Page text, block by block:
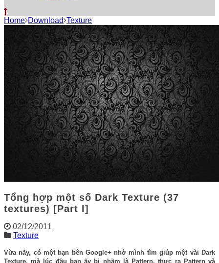
Home Download Texture
Tổng hợp một số Dark Texture (37
textures) [Part I]
02/12/2011
Texture
Vừa nãy, có một bạn bên Google+ nhờ mình tìm giúp một vài Dark
Texture, mà lúc đầu bạn ấy bị nhầm là Pattern, thực ra Pattern và